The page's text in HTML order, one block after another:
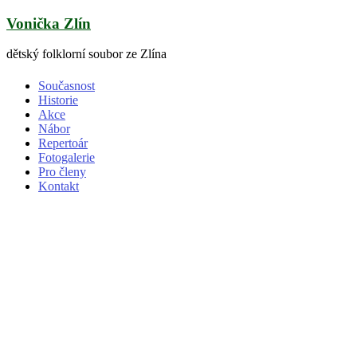
Skip
content
Vonička Zlín
dětský folklorní soubor ze Zlína
Současnost
Historie
Akce
Nábor
Repertoár
Fotogalerie
Pro členy
Kontakt